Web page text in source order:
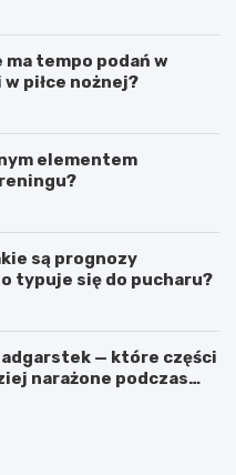
tempo podań w
piłce nożnej?
elementem
są prognozy
typuje się do pucharu?
— które części
narażone podczas